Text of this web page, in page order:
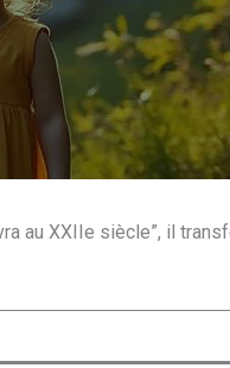
au XXIIe siècle”, il